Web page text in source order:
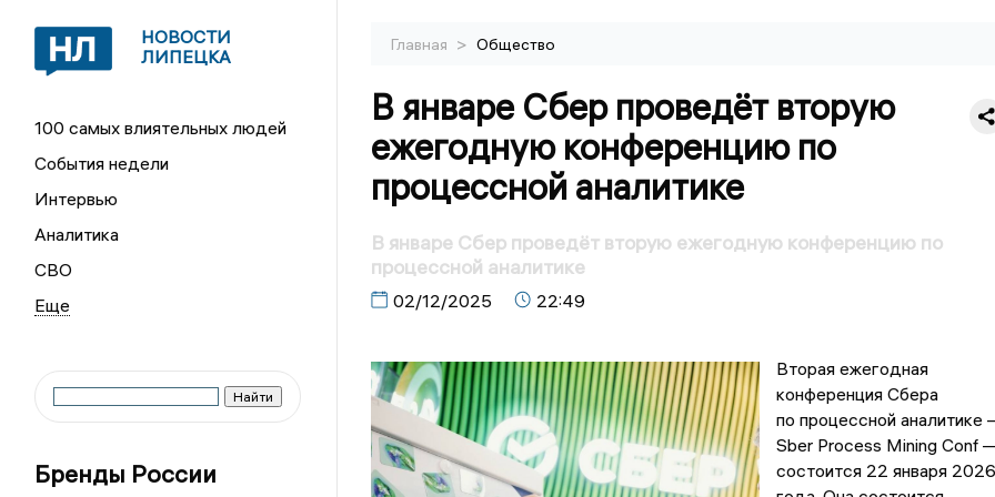
НОВОСТИ
ЛИПЕЦКА
100 самых влиятельных людей
События недели
Интервью
Аналитика
СВО
Бренды России
Главная > Общество
В январе Сбер проведёт вторую
ежегодную конференцию по
процессной аналитике
В январе Сбер проведёт вторую ежегодную конференцию по
процессной аналитике
02/12/2025 22:49
Вторая ежегодная
конференция Сбера
по процессной аналитике
Sber Process Mining Conf
состоится 22 января 2026